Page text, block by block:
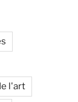
l'art